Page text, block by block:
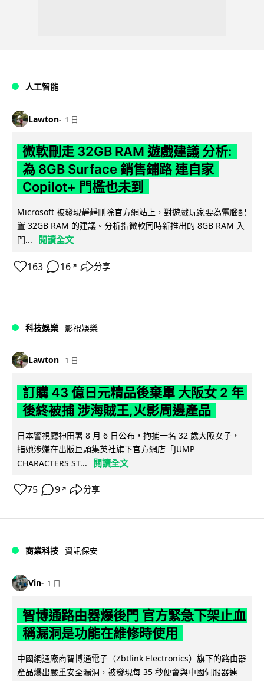
人工智能
Lawton 1 日
微軟刪走 32GB RAM 遊戲建議 分析:
為 8GB Surface 銷售鋪路 連自家
Copilot+ 門檻也未到
Microsoft 被發現靜靜刪除官方網站上，對遊戲玩家要為電腦配
置 32GB RAM 的建議。分析指微軟同時新推出的 8GB RAM 入
門...
閱讀全文
163 16 ↗ 分享
科技娛樂 影視娛樂
Lawton 1 日
訂購 43 億日元精品後棄單 大阪女 2 年
後終被捕 涉海賊王,火影周邊產品
日本警視廳神田署 8 月 6 日公布，拘捕一名 32 歲大阪女子，
指她涉嫌在出版巨頭集英社旗下官方網店「JUMP
CHARACTERS ST...
閱讀全文
75 9 ↗ 分享
商業科技 資訊保安
Vin 1 日
智博通路由器爆後門 官方緊急下架止血
稱漏洞是功能在維修時使用
中國網通廠商智博通電子（Zbtlink Electronics）旗下的路由器
產品爆出嚴重安全漏洞，被發現每 35 秒便會與中國伺服器連